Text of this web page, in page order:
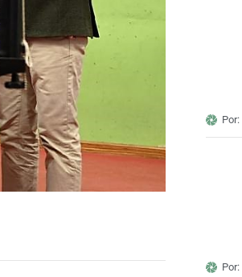
Por:
Por: